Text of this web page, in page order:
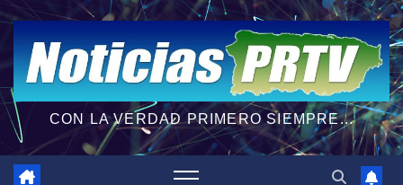
CON LA VERDAD PRIMERO SIEMPRE...